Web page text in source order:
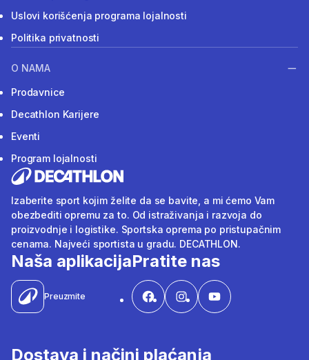
Uslovi korišćenja programa lojalnosti
Politika privatnosti
O NAMA
Prodavnice
Decathlon Karijere
Eventi
Program lojalnosti
Izaberite sport kojim želite da se bavite, a mi ćemo Vam
obezbediti opremu za to. Od istraživanja i razvoja do
proizvodnje i logistike. Sportska oprema po pristupačnim
cenama. Najveći sportista u gradu. DECATHLON.
Naša aplikacija
Preuzmite
Pratite nas
Dostava i načini plaćanja